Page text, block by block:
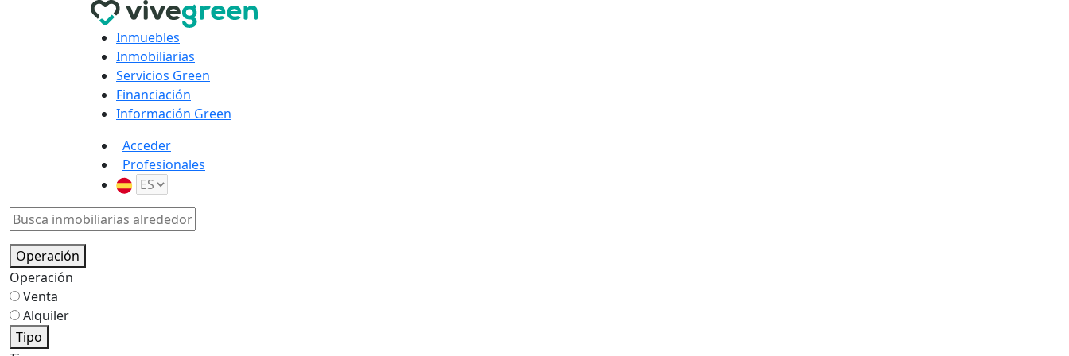
Inmuebles
Inmobiliarias
Servicios Green
Financiación
Información Green
Acceder
Profesionales
Operación
Operación
Venta
Alquiler
Tipo